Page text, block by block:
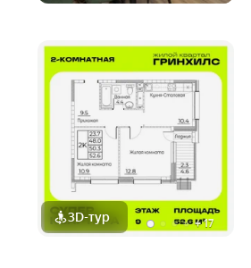
3D-тур +17